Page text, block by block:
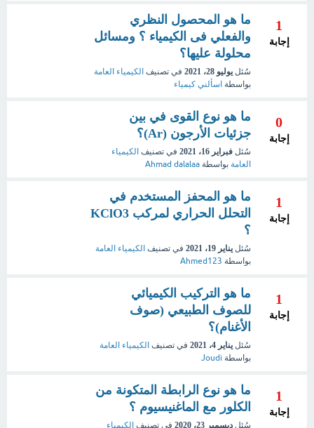
1
إجابة
ما هو المحصول النظري
والفعلي فى الكيمياء ؟ ومسائل
محلولة عليها؟
سُئل يوليو 28، 2021 في تصنيف الكيمياء العامة
بواسطة اسألني كيمياء
0
إجابة
ما هو نوع القوى في بين
جزئيات الأرجون (Ar)؟
سُئل فبراير 16، 2021 في تصنيف الكيمياء
العامة بواسطة Ahmad dalalaa
1
إجابة
ما هو المحفز المستخدم في
التحلل الحراري لمركب KClO3
؟
سُئل يناير 19، 2021 في تصنيف الكيمياء العامة
بواسطة Ahmed123
1
إجابة
ما هو التركيب الكيميائي
للصوف الطبيعي (صوف
الأغنام)؟
سُئل يناير 4، 2021 في تصنيف الكيمياء العامة
بواسطة Joudi
1
إجابة
ما هو نوع الرابطة المتكونة من
الكلور مع الماغنيسيوم ؟
سُئل ديسمبر 23، 2020 في تصنيف الكيمياء